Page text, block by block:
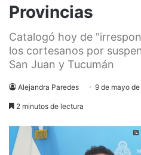
Provincias
Catalogó hoy de
los cortesanos por
San Juan y Tucumán
Alejandra Paredes 9 de mayo
2 minutos de lectura